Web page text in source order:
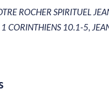
ROCHER SPIRITUEL
CORINTHIENS 10.1-5,